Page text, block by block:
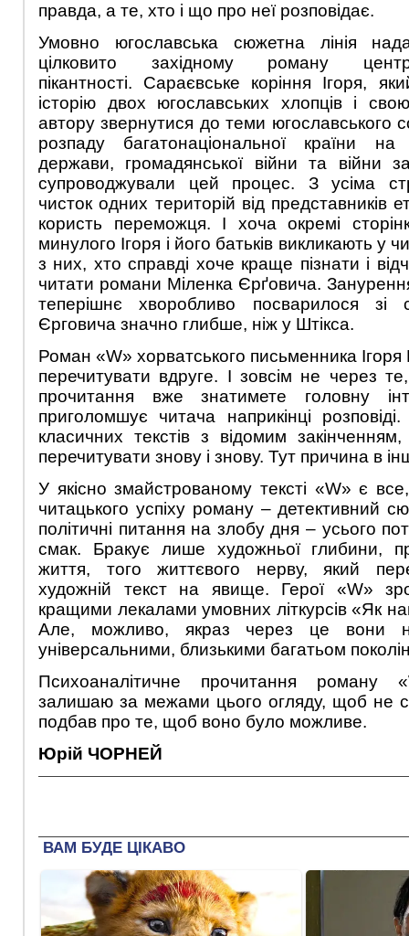
правда, а те, хто і що про неї розповідає.
Умовно югославська сюжетна лінія
цілковито західному роману
пікантності. Сараєвське коріння Ігоря,
історію двох югославських хлопців і
автору звернутися до теми югославського
розпаду багатонаціональної країни на
держави, громадянської війни та війни
супроводжували цей процес. З усіма
чисток одних територій від представників
користь переможця. І хоча окремі
минулого Ігоря і його батьків викликають у
з них, хто справді хоче краще пізнати і
читати романи Міленка Єрґовича. Занурення
теперішнє хворобливо посварилося
Єрговича значно глибше, ніж у Штікса.
Роман «W» хорватського письменника Ігоря
перечитувати вдруге. І зовсім не через
прочитання вже знатимете головну
приголомшує читача наприкінці
класичних текстів з відомим
перечитувати знову і знову. Тут причина в
У якісно змайстрованому тексті «W» є
читацького успіху роману – детективний
політичні питання на злобу дня – усього
смак. Бракує лише художньої глибини,
життя, того життєвого нерву, який
художній текст на явище. Герої «W»
кращими лекалами умовних літкурсів «Як
Але, можливо, якраз через це вони
універсальними, близькими багатьом
Психоаналітичне прочитання роману
залишаю за межами цього огляду, щоб не
подбав про те, щоб воно було можливе.
Юрій ЧОРНЕЙ